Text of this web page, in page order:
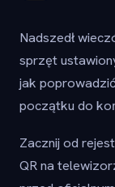
Nadszedł
sprzęt
jak
początku do
Zacznij od
QR na